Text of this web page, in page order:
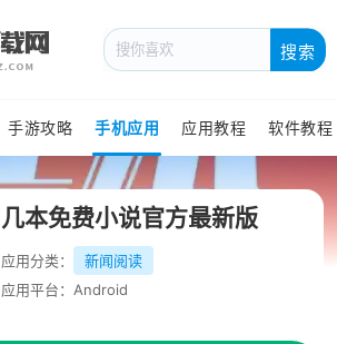
搜索
手游攻略 手机应用 应用教程 软件教程
几本免费小说官方最新版
应用分类：
新闻阅读
应用平台：Android